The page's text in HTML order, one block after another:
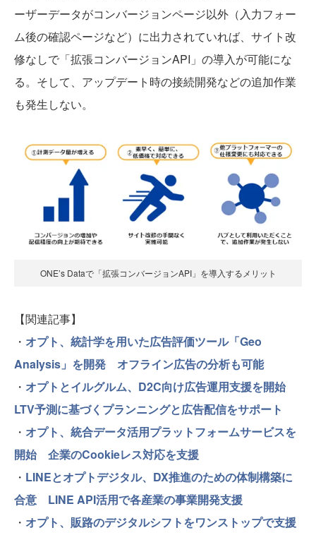
ーザーデータがコンバージョンページ以外（入力フォー
ム後の確認ページなど）に出力されていれば、サイト改
修なしで「拡張コンバージョンAPI」の導入が可能にな
る。そして、アップデート時の接続開発などの追加作業
も発生しない。
ONE’s Dataで「拡張コンバージョンAPI」を導入するメリット
【関連記事】
・ オプト、統計学を用いた広告評価ツール「Geo
Analysis」を開発 オフライン広告の分析も可能
・ オプトとイルグルム、D2C向け広告運用支援を開始
LTV予測に基づくプランニングと広告配信をサポート
・ オプト、統合データ活用プラットフォームサービスを
開始 企業のCookieレス対応を支援
・ LINEとオプトデジタル、DX推進のための体制構築に
合意 LINE API活用で各産業の事業開発支援
・ オプト、販路のデジタルシフトをワンストップで支援